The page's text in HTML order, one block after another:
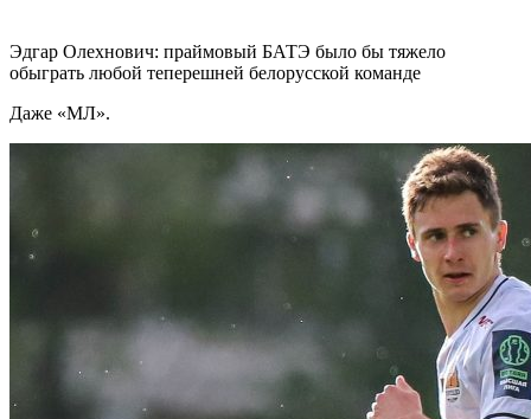
Эдгар Олехнович: праймовый БАТЭ было бы тяжело
обыграть любой теперешней белорусской команде
Даже «МЛ».